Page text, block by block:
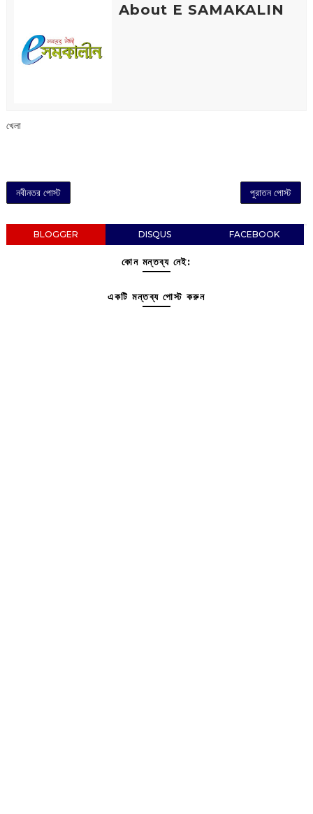
About E SAMAKALIN
খেলা
নবীনতর পোস্ট পুরাতন পোস্ট
BLOGGER DISQUS FACEBOOK
কোন মন্তব্য নেই:
একটি মন্তব্য পোস্ট করুন